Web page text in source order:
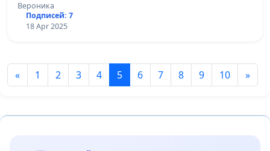
Вероника
Подписей: 7
18 Apr 2025
« 1 2 3 4 5 6 7 8 9 10 »